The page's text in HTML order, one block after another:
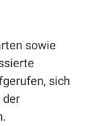
sowie
sich